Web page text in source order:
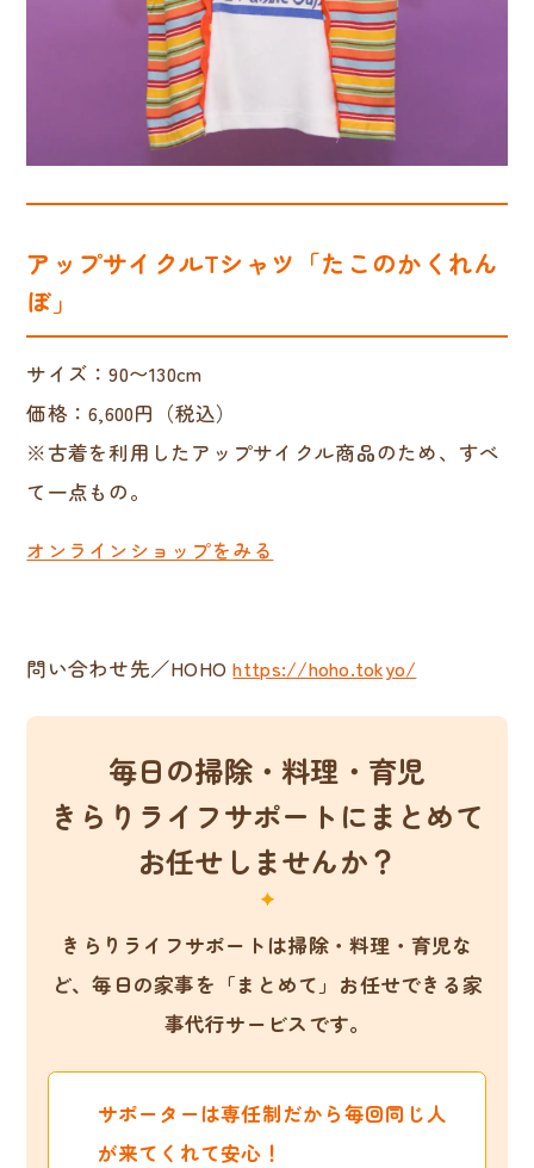
アップサイクルTシャツ「たこのかくれん
ぼ」
サイズ：90〜130cm
価格：6,600円（税込）
※古着を利用したアップサイクル商品のため、すべ
て一点もの。
オンラインショップをみる
問い合わせ先／HOHOhttps://hoho.tokyo/
毎日の掃除・料理・育児
きらりライフサポートにまとめて
お任せしませんか？
きらりライフサポートは掃除・料理・育児な
ど、毎日の家事を「まとめて」お任せできる家
事代行サービスです。
サポーターは専任制だから毎回同じ人
が来てくれて安心！